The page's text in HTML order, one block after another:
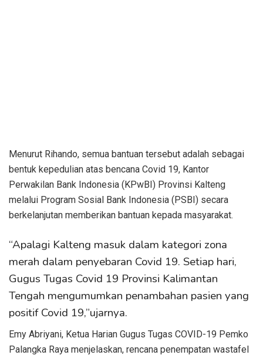
Menurut Rihando, semua bantuan tersebut adalah sebagai
bentuk kepedulian atas bencana Covid 19, Kantor
Perwakilan Bank Indonesia (KPwBI) Provinsi Kalteng
melalui Program Sosial Bank Indonesia (PSBI) secara
berkelanjutan memberikan bantuan kepada masyarakat.
“Apalagi Kalteng masuk dalam kategori zona
merah dalam penyebaran Covid 19. Setiap hari,
Gugus Tugas Covid 19 Provinsi Kalimantan
Tengah mengumumkan penambahan pasien yang
positif Covid 19,”ujarnya.
Emy Abriyani, Ketua Harian Gugus Tugas COVID-19 Pemko
Palangka Raya menjelaskan, rencana penempatan wastafel